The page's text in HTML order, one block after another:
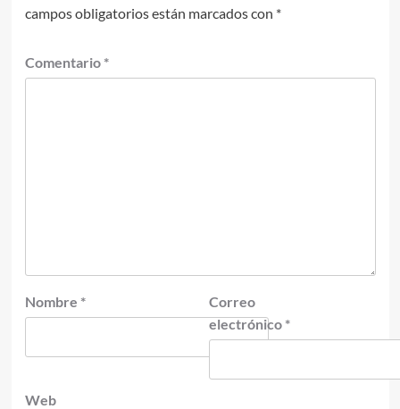
campos obligatorios están marcados con *
Comentario *
Nombre *
Correo
electrónico *
Web